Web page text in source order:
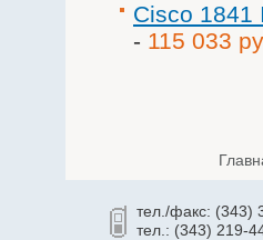
Cisco 1841
- 115 033
тел./факс: (343)
тел.: (343) 219-